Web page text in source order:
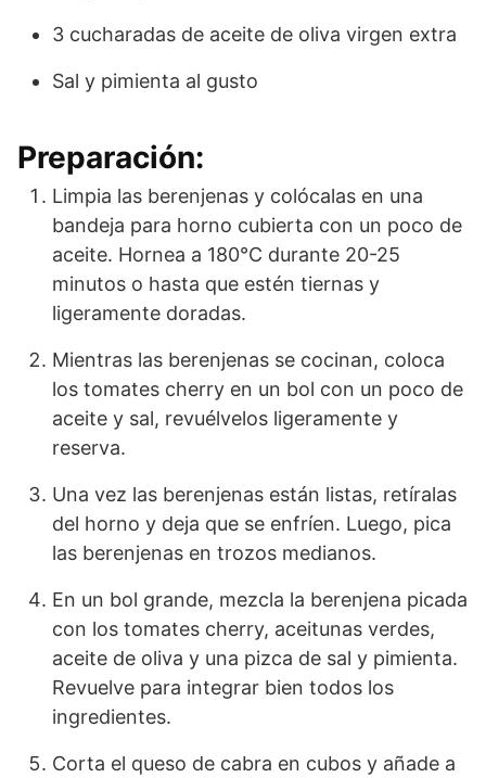
3 cucharadas de aceite de oliva virgen extra
Sal y pimienta al gusto
Preparación:
Limpia las berenjenas y colócalas en una
bandeja para horno cubierta con un poco de
aceite. Hornea a 180°C durante 20-25
minutos o hasta que estén tiernas y
ligeramente doradas.
Mientras las berenjenas se cocinan, coloca
los tomates cherry en un bol con un poco de
aceite y sal, revuélvelos ligeramente y
reserva.
Una vez las berenjenas están listas, retíralas
del horno y deja que se enfríen. Luego, pica
las berenjenas en trozos medianos.
En un bol grande, mezcla la berenjena picada
con los tomates cherry, aceitunas verdes,
aceite de oliva y una pizca de sal y pimienta.
Revuelve para integrar bien todos los
ingredientes.
Corta el queso de cabra en cubos y añade a